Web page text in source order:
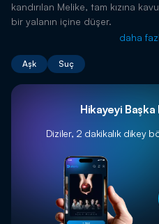
kandırılan Melike, tam kızına
bir yalanın içine düşer.
daha
Aşk Suç
Hikayeyi Başka
Diziler, 2 dakikalık dikey